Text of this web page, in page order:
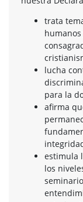
trata
lucha
para la
afirma
estimula
los